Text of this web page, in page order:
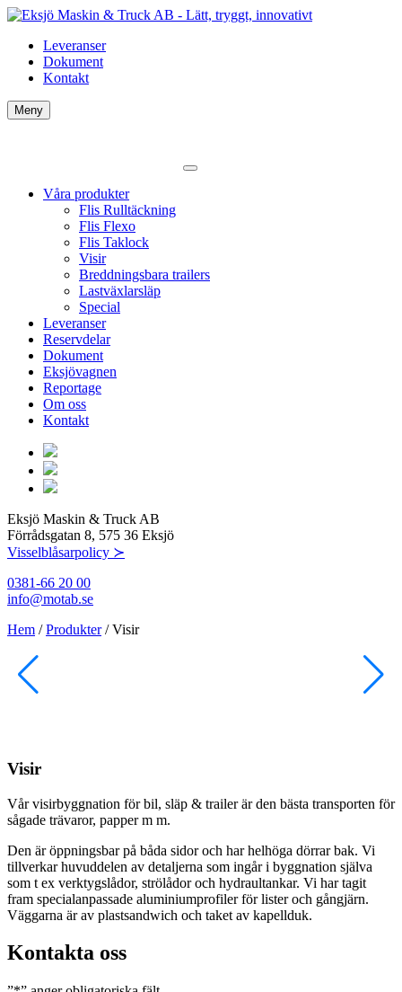
Leveranser
Dokument
Kontakt
Meny
Våra produkter
Flis Rulltäckning
Flis Flexo
Flis Taklock
Visir
Breddningsbara trailers
Lastväxlarsläp
Special
Leveranser
Reservdelar
Dokument
Eksjövagnen
Reportage
Om oss
Kontakt
Eksjö Maskin & Truck AB
Förrådsgatan 8, 575 36 Eksjö
Visselblåsarpolicy ≻
0381-66 20 00
info@motab.se
Hem /Produkter/Visir
Visir
Vår visirbyggnation för bil, släp & trailer är den bästa transporten för
sågade trävaror, papper m m.
Den är öppningsbar på båda sidor och har helhöga dörrar bak. Vi
tillverkar huvuddelen av detaljerna som ingår i byggnation själva
som t ex verktygslådor, strölådor och hydraultankar. Vi har tagit
fram specialanpassade aluminiumprofiler för lister och gångjärn.
Väggarna är av plastsandwich och taket av kapellduk.
Kontakta oss